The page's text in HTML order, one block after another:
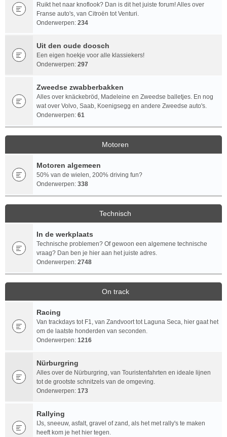
Ruikt het naar knoflook? Dan is dit het juiste forum! Alles over
Franse auto's, van Citroën tot Venturi.
Onderwerpen: 234
Uit den oude doosch
Een eigen hoekje voor alle klassiekers!
Onderwerpen: 297
Zweedse zwabberbakken
Alles over knäckebröd, Madeleine en Zweedse balletjes. En nog
wat over Volvo, Saab, Koenigsegg en andere Zweedse auto's.
Onderwerpen: 61
Motoren
Motoren algemeen
50% van de wielen, 200% driving fun?
Onderwerpen: 338
Technisch
In de werkplaats
Technische problemen? Of gewoon een algemene technische
vraag? Dan ben je hier aan het juiste adres.
Onderwerpen: 2748
On track
Racing
Van trackdays tot F1, van Zandvoort tot Laguna Seca, hier gaat het
om de laatste honderden van seconden.
Onderwerpen: 1216
Nürburgring
Alles over de Nürburgring, van Touristenfahrten en ideale lijnen
tot de grootste schnitzels van de omgeving.
Onderwerpen: 173
Rallying
IJs, sneeuw, asfalt, gravel of zand, als het met rally's te maken
heeft kom je het hier tegen.